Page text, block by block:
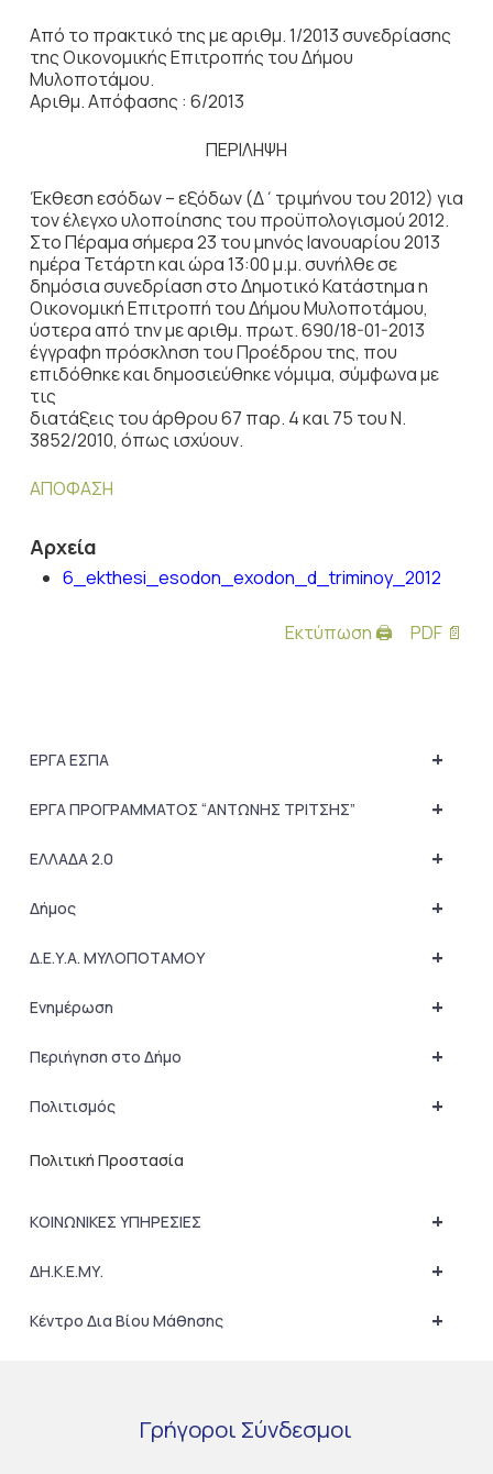
Από το πρακτικό της με αριθμ. 1/2013 συνεδρίασης
της Οικονομικής Επιτροπής του Δήμου
Μυλοποτάμου.
Αριθμ. Απόφασης : 6/2013
ΠΕΡΙΛΗΨΗ
Έκθεση εσόδων – εξόδων (Δ΄τριμήνου του 2012) για
τον έλεγχο υλοποίησης του προϋπολογισμού 2012.
Στο Πέραμα σήμερα 23 του μηνός Ιανουαρίου 2013
ημέρα Τετάρτη και ώρα 13:00 μ.μ. συνήλθε σε
δημόσια συνεδρίαση στο Δημοτικό Κατάστημα η
Οικονομική Επιτροπή του Δήμου Μυλοποτάμου,
ύστερα από την με αριθμ. πρωτ. 690/18-01-2013
έγγραφη πρόσκληση του Προέδρου της, που
επιδόθηκε και δημοσιεύθηκε νόμιμα, σύμφωνα με
τις
διατάξεις του άρθρου 67 παρ. 4 και 75 του Ν.
3852/2010, όπως ισχύουν.
ΑΠΟΦΑΣΗ
Αρχεία
6_ekthesi_esodon_exodon_d_triminoy_2012
Εκτύπωση 🖨 PDF 📄
+
ΕΡΓΑ ΕΣΠΑ
+
ΕΡΓΑ ΠΡΟΓΡΑΜΜΑΤΟΣ “ΑΝΤΩΝΗΣ ΤΡΙΤΣΗΣ”
+
ΕΛΛΑΔΑ 2.0
+
Δήμος
+
Δ.Ε.Υ.Α. ΜΥΛΟΠΟΤΑΜΟΥ
+
Ενημέρωση
+
Περιήγηση στο Δήμο
+
Πολιτισμός
Πολιτική Προστασία
+
ΚΟΙΝΩΝΙΚΕΣ ΥΠΗΡΕΣΙΕΣ
+
ΔΗ.Κ.Ε.ΜΥ.
+
Κέντρο Δια Βίου Μάθησης
Γρήγοροι Σύνδεσμοι